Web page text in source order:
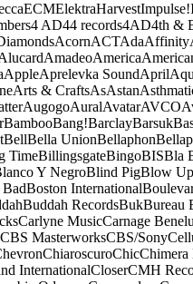
ECMElektraHarvestImpulse!
4 AD44 records4AD4th &
AcornACTAdaAffinity
AmadeoAmerica
AppleAprelevka SoundApril
Arts & CraftsAsAstan
AugogoAuralAvatarAVCO
BambooBang!BarclayBarsuk
BellBella UnionBellaphon
TimeBillingsgateBingoBISBla
Y NegroBlind PigBlow Up
Boston International
Buddah RecordsBukBureau
Carlyne MusicCarnage
CBS MasterworksCBS/Sony
ChiaroscuroChicChimera
InternationalCloserCMH